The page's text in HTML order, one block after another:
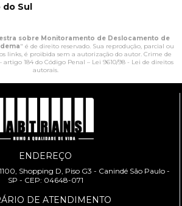
do Sul
sobre Monitoramento de Deslocamento de
" é de direito reservado. Sua reprodução, parcial ou
links, é proibida sem a autorização do autor. Crime de
184 do Código Penal – Lei 9610/98 - Lei de direitos
autorais.
ENDEREÇO
Shopping D, Piso G3 - Canindé São Paulo -
SP - CEP: 04648-071
DE ATENDIMENTO